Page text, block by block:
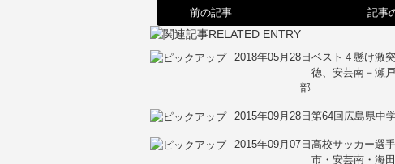
前の記事 記事
2018年05月28日 ベスト４懸け激
徳、安芸南－瀬
部
2015年09月28日 第64回広島県中
2015年09月07日 高校サッカー選
市・安芸南・海